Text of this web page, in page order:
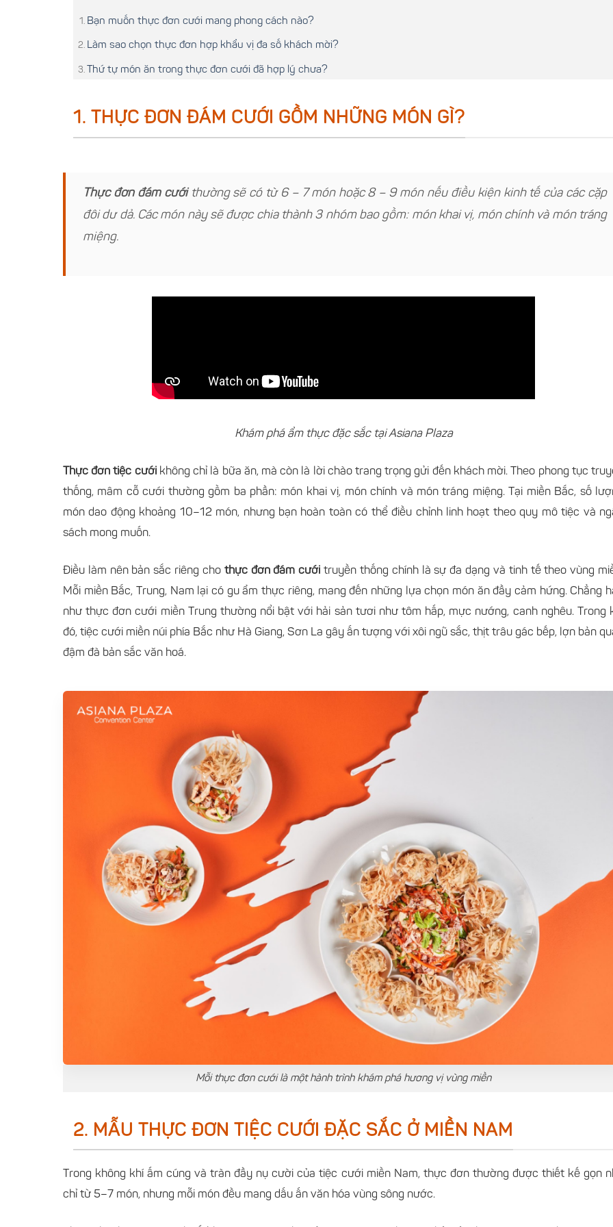
Bạn muốn thực đơn cưới mang phong cách nào?
Làm sao chọn thực đơn hợp khẩu vị đa số khách mời?
Thứ tự món ăn trong thực đơn cưới đã hợp lý chưa?
1. THỰC ĐƠN ĐÁM CƯỚI GỒM NHỮNG MÓN GÌ?
Thực đơn đám cướithường sẽ có từ 6 – 7 món hoặc 8 – 9 món nếu điều kiện kinh tế của các cặp
đôi dư dả. Các món này sẽ được chia thành 3 nhóm bao gồm:món khai vị, món chính và món tráng
miệng.
Khám phá ẩm thực đặc sắc tại Asiana Plaza
Thực đơn tiệc cướikhông chỉ là bữa ăn, mà còn là lời chào trang trọng gửi đến khách mời. Theo phong tục
thống, mâm cỗ cưới thường gồm ba phần: món khai vị, món chính và món tráng miệng. Tại miền Bắc, số
món dao động khoảng 10–12 món, nhưng bạn hoàn toàn có thể điều chỉnh linh hoạt theo quy mô tiệc và
sách mong muốn.
Điều làm nên bản sắc riêng cho thực đơn đám cưới truyền thống chính là sự đa dạng và tinh tế theo vùng
Mỗi miền Bắc, Trung, Nam lại có gu ẩm thực riêng, mang đến những lựa chọn món ăn đầy cảm hứng. Chẳng
như thực đơn cưới miền Trung thường nổi bật với hải sản tươi như tôm hấp, mực nướng, canh nghêu. Trong
đó, tiệc cưới miền núi phía Bắc như Hà Giang, Sơn La gây ấn tượng với xôi ngũ sắc, thịt trâu gác bếp, lợn bản
đậm đà bản sắc văn hoá.
Mỗi thực đơn cưới là một hành trình khám phá hương vị vùng miền
2. MẪU THỰC ĐƠN TIỆC CƯỚI ĐẶC SẮC Ở MIỀN NAM
Trong không khí ấm cúng và tràn đầy nụ cười của tiệc cưới miền Nam, thực đơn thường được thiết kế gọn
chỉ từ 5–7 món, nhưng mỗi món đều mang dấu ấn văn hóa vùng sông nước.